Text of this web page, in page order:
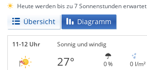
Heute werden bis zu 7 Sonnenstunden erwartet
Übersicht Diagramm
11-12 Uhr Sonnig und windig
27° 0 % 0 l/m²